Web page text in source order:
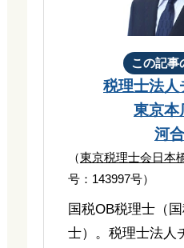
この記事
税理士法人
東京本
河
（東京税理士会日本
号：143997号）
国税OB税理士（
士）。税理士法人